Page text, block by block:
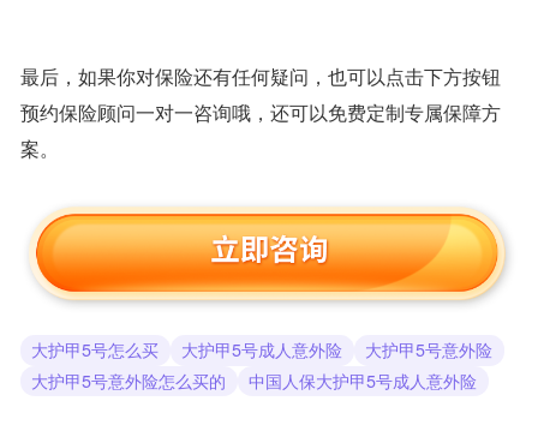
最后，如果你对保险还有任何疑问，也可以点击下方按钮
预约保险顾问一对一咨询哦，还可以免费定制专属保障方
案。
大护甲5号怎么买 大护甲5号成人意外险
大护甲5号意外险
大护甲5号意外险怎么买的
中国人保大护甲5号成人意外险